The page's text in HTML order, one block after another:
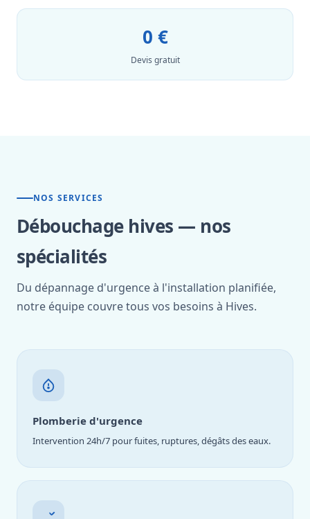
0 €
Devis gratuit
NOS SERVICES
Débouchage hives — nos
spécialités
Du dépannage d'urgence à l'installation planifiée,
notre équipe couvre tous vos besoins à Hives.
Plomberie d'urgence
Intervention 24h/7 pour fuites, ruptures, dégâts des eaux.